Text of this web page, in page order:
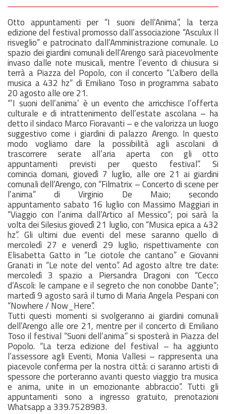
Otto appuntamenti per “I suoni dell’Anima”, la terza
edizione del festival promosso dall’associazione “Asculux Il
risveglio” e patrocinato dall’Amministrazione comunale. Lo
spazio dei giardini comunali dell’Arengo sarà piacevolmente
invaso dalle note musicali, mentre l’evento di chiusura si
terrà a Piazza del Popolo, con il concerto “L’albero della
musica a 432 hz” di Emiliano Toso in programma sabato
20agostoalle ore 21.
“’I suoni dell’anima’ è un evento che arricchisce l’offerta
culturale e di intrattenimento dell’estate ascolana – ha
detto il sindaco Marco Fioravanti – e che valorizza un luogo
suggestivo come i giardini di palazzo Arengo. In questo
modo vogliamo dare la possibilità agli ascolani di
trascorrere serate all’aria aperta con gli otto
appuntamenti previsti per questo festival”. Si
cominciadomani, giovedì 7 luglio, alle ore 21 ai giardini
comunali dell’Arengo, con “Filmatrix – Concerto di scene per
l’anima” di Virginio De Maio; secondo
appuntamentosabato 16 luglio con Massimo Maggiari in
“Viaggio con l’anima dall’Artico al Messico”; poi sarà la
volta dei Silesius giovedì 21 luglio, con “Musica epica a 432
hz”. Gli ultimi due eventi del mese saranno quello di
mercoledì 27 e venerdì 29 luglio, rispettivamente con
Elisabetta Gatto in “Le ciotole che cantano” e Giovanni
Granati in “Le note del vento”. Adagostoaltre tre date:
mercoledì 3 spazio a Piersandra Dragoni con “Cecco
d’Ascoli: le campane e il segreto che non conobbe Dante”;
martedì 9 agostosarà il turno di Maria Angela Pespani con
“Nowhere / Now_Here”.
Tutti questi momenti si svolgeranno ai giardini comunali
dell’Arengo alle ore 21, mentre per il concerto di Emiliano
Toso il festival “Suoni dell’anima” si sposterà in Piazza del
Popolo. “La terza edizione del festival – ha aggiunto
l’assessore agli Eventi, Monia Vallesi – rappresenta una
piacevole conferma per la nostra città: ci saranno artisti di
spessore che porteranno avanti questo viaggio tra musica
e anima, unite in un emozionante abbraccio”. Tutti gli
appuntamenti sono a ingresso gratuito, prenotazioni
Whatsapp a 339.7528983.